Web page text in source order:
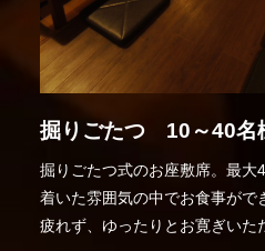
掘りごたつ 10～40名
掘りごたつ式のお座敷席。最大
着いた雰囲気の中でお食事がで
疲れず、ゆったりとお寛ぎいた